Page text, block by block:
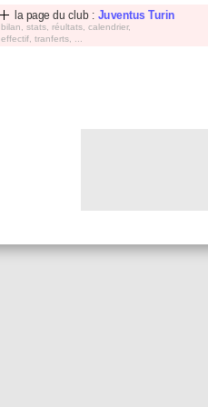
la page du club : Juventus Turin
bilan, stats, réultats, calendrier,
effectif, tranferts, ...